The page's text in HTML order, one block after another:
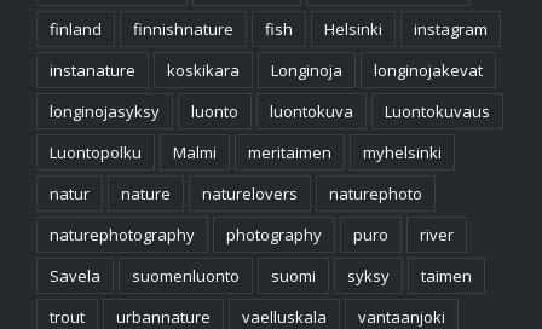
finland
finnishnature fish Helsinki
instagram
instanature
koskikara Longinoja
longinojakevat
longinojasyksy
luonto luontokuva
Luontokuvaus
Luontopolku
Malmi meritaimen
myhelsinki
natur
nature naturelovers
naturephoto
naturephotography
photography puro
river
Savela
suomenluonto suomi syksy
taimen
trout
urbannature vaelluskala
vantaanjoki